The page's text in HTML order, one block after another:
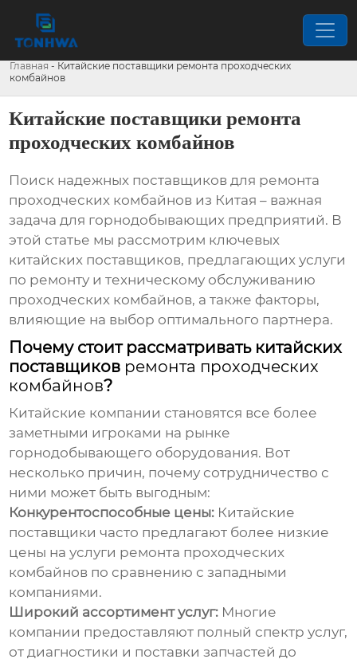
Главная - Китайские поставщики ремонта проходческих
комбайнов
Китайские поставщики ремонта
проходческих комбайнов
Поиск надежных поставщиков для ремонта
проходческих комбайнов из Китая – важная
задача для горнодобывающих предприятий. В
этой статье мы рассмотрим ключевых
китайских поставщиков, предлагающих услуги
по ремонту и техническому обслуживанию
проходческих комбайнов, а также факторы,
влияющие на выбор оптимального партнера.
Почему стоит рассматривать китайских
поставщиков ремонта проходческих
комбайнов?
Китайские компании становятся все более
заметными игроками на рынке
горнодобывающего оборудования. Вот
несколько причин, почему сотрудничество с
ними может быть выгодным:
Конкурентоспособные цены: Китайские
поставщики часто предлагают более низкие
цены на услуги ремонта проходческих
комбайнов по сравнению с западными
компаниями.
Широкий ассортимент услуг: Многие
компании предоставляют полный спектр услуг,
от диагностики и поставки запчастей до